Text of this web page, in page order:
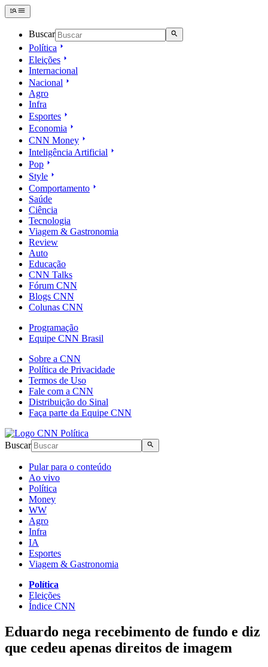
Buscar
Política
Eleições
Internacional
Nacional
Agro
Infra
Esportes
Economia
CNN Money
Inteligência Artificial
Pop
Style
Comportamento
Saúde
Ciência
Tecnologia
Viagem & Gastronomia
Review
Auto
Educação
CNN Talks
Fórum CNN
Blogs CNN
Colunas CNN
Programação
Equipe CNN Brasil
Sobre a CNN
Política de Privacidade
Termos de Uso
Fale com a CNN
Distribuição do Sinal
Faça parte da Equipe CNN
Buscar
Pular para o conteúdo
Ao vivo
Política
Money
WW
Agro
Infra
IA
Esportes
Viagem & Gastronomia
Política
Eleições
Índice CNN
Eduardo nega recebimento de fundo e diz
que cedeu apenas direitos de imagem